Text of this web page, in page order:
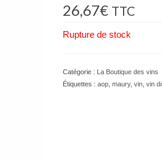
26,67€ TTC
Rupture de stock
Catégorie : La Boutique des vins
Étiquettes : aop, maury, vin, vin